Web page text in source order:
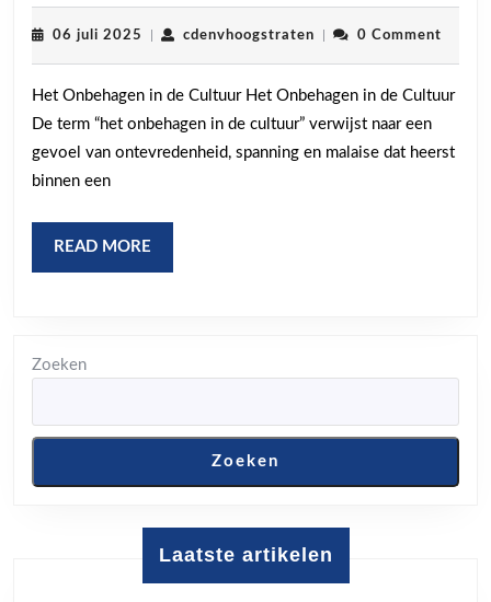
Onbehagen
in
de
Cultuur”:
Een
Analyse
06 juli 2025 06
cdenvhoogstratencdenvhoogstraten
0 Comment
Het Onbehagen in de Cultuur Het Onbehagen in de Cultuur
De term “het onbehagen in de cultuur” verwijst naar een
gevoel van ontevredenheid, spanning en malaise dat heerst
binnen een
READ MORE
MORE
Zoeken
Zoeken
Laatste artikelen